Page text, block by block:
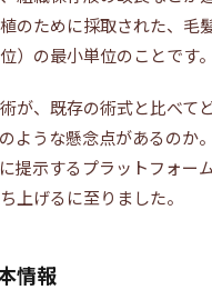
のために採取された、毛
）の最小単位のことです。
が、既存の術式と比べて
ような懸念点があるのか
提示するプラットフォー
上げるに至りました。
情報